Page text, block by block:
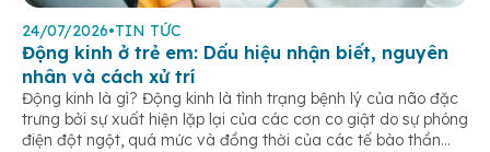
24/07/2026•TIN TỨC
Động kinh ở trẻ em: Dấu hiệu nhận biết, nguyên
nhân và cách xử trí
Động kinh là gì? Động kinh là tình trạng bệnh lý của não đặc
trưng bởi sự xuất hiện lặp lại của các cơn co giật do sự phóng
điện đột ngột, quá mức và đồng thời của các tế bào thần